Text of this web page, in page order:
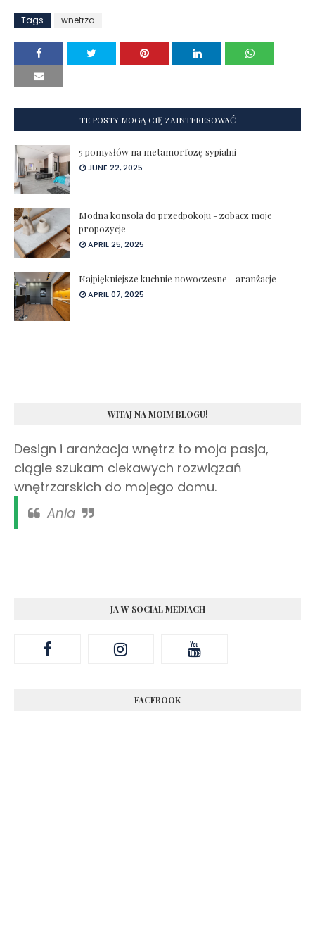
Tags wnetrza
TE POSTY MOGĄ CIĘ ZAINTERESOWAĆ
5 pomysłów na metamorfozę sypialni
JUNE 22, 2025
Modna konsola do przedpokoju - zobacz moje
propozycje
APRIL 25, 2025
Najpiękniejsze kuchnie nowoczesne - aranżacje
APRIL 07, 2025
WITAJ NA MOIM BLOGU!
Design i aranżacja wnętrz to moja pasja,
ciągle szukam ciekawych rozwiązań
wnętrzarskich do mojego domu.
Ania
JA W SOCIAL MEDIACH
FACEBOOK